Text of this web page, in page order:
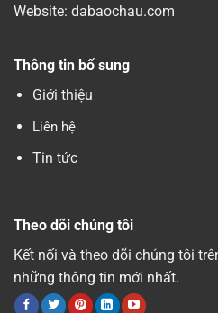
Website: dabaochau.com
Thông tin bổ sung
Giới thiệu
Liên hệ
Tin tức
Theo dõi chúng tôi
Kết nối và theo dõi chúng tôi
những thông tin mới nhất.